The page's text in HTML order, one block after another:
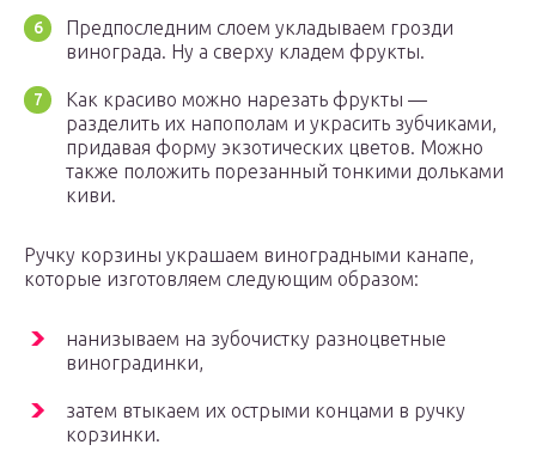
Предпоследним слоем укладываем грозди
винограда. Ну а сверху кладем фрукты.
Как красиво можно нарезать фрукты —
разделить их напополам и украсить зубчиками,
придавая форму экзотических цветов. Можно
также положить порезанный тонкими дольками
киви.
Ручку корзины украшаем виноградными канапе,
которые изготовляем следующим образом:
нанизываем на зубочистку разноцветные
виноградинки,
затем втыкаем их острыми концами в ручку
корзинки.